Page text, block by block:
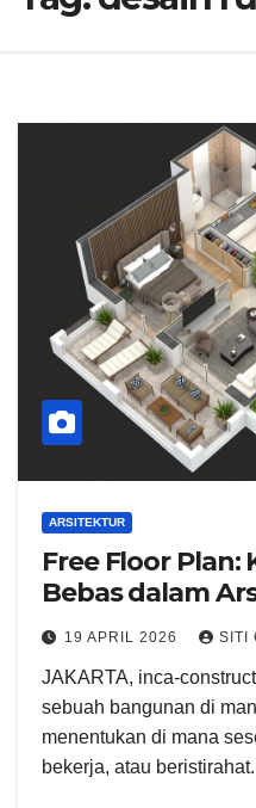
ARSITEKTUR
Free Floor Plan:
Bebas dalam
19 APRIL 2026 SITI
JAKARTA, inca-
sebuah bangunan di
menentukan di mana
bekerja, atau